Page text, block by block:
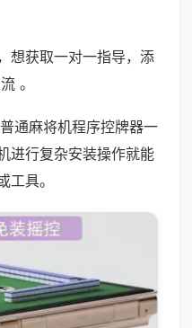
想获取一对一指导，添
。
通麻将机程序控牌器一
进行复杂安装操作就能
具。